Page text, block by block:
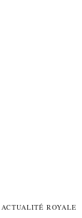
ACTUALITÉ ROYALE